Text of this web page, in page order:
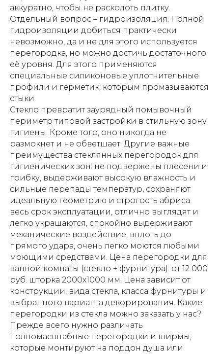
аккуратно, чтобы не расколоть плитку.
Отдельный вопрос – гидроизоляция. Полной
гидроизоляции добиться практически
невозможно, да и не для этого используется
перегородка, но можно достичь достаточного
её уровня. Для этого применяются
специальные силиконовые уплотнительные
профили и герметик, которым промазываются
стыки.
Стекло превратит заурядный помывочный
периметр типовой застройки в стильную зону
гигиены. Кроме того, оно никогда не
размокнет и не обветшает. Другие важные
преимущества стеклянных перегородок для
гигиенических зон: не подвержены плесени и
грибку, выдерживают высокую влажность и
сильные перепады температур, сохраняют
идеальную геометрию и строгость абриса
весь срок эксплуатации, отлично выглядят и
легко украшаются, спокойно выдерживают
механические воздействие, вплоть до
прямого удара, очень легко моются любыми
моющими средствами. Цена перегородки для
ванной комнаты (стекло + фурнитура): от 12 000
руб. шторка 2000х1000 мм. Цена зависит от
конструкции, вида стекла, класса фурнитуры и
выбранного варианта декорирования. Какие
перегородки из стекла можно заказать у нас?
Прежде всего нужно различать
полномасштабные перегородки и ширмы,
которые монтируют на поддон душа или